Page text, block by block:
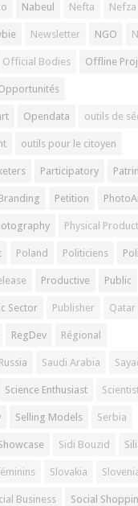
Nabeul Nefta Nefza
Newsletter NGO
Official Bodies Offline
Opendata outils de
outils pour le citoyen
Participatory
Petition
Physical Product
Poland Politiciens
Productive Public
Sector Publisher Qatar
RegDev Régional
Russia Saudi Arabia
Science Enthusiast
Selling Models Serbia
Sidi Bouzid
Slovakia
Business Social